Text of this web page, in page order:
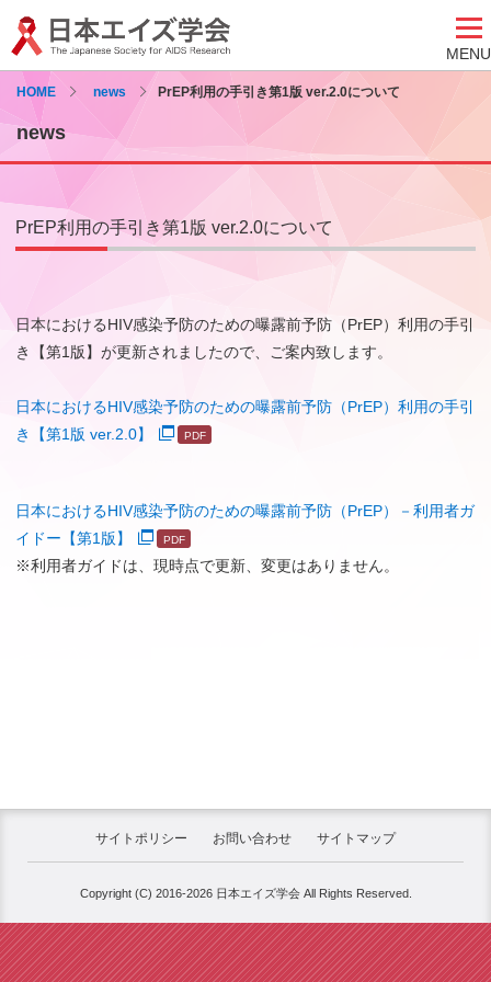
MENU
HOME news PrEP利用の手引き第1版 ver.2.0について
news
PrEP利用の手引き第1版 ver.2.0について
日本におけるHIV感染予防のための曝露前予防（PrEP）利用の手引
き【第1版】が更新されましたので、ご案内致します。
日本におけるHIV感染予防のための曝露前予防（PrEP）利用の手引
き【第1版 ver.2.0】
日本におけるHIV感染予防のための曝露前予防（PrEP）－利用者ガ
イドー【第1版】
※利用者ガイドは、現時点で更新、変更はありません。
サイトポリシー お問い合わせ サイトマップ
Copyright (C) 2016-2026 日本エイズ学会 All Rights Reserved.